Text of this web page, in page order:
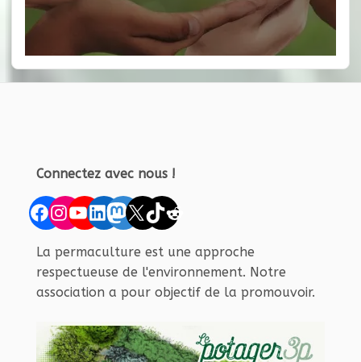
Connectez avec nous !
Facebook
Instagram
YouTube
LinkedIn
Mastodon
X TikTok
Reddit
La permaculture est une approche
respectueuse de l'environnement. Notre
association a pour objectif de la promouvoir.